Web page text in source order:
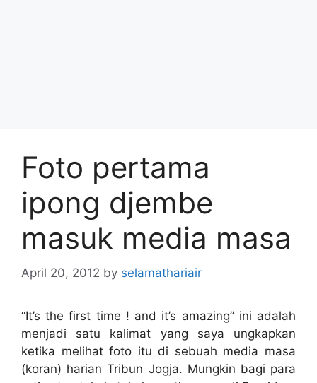
Foto pertama
ipong djembe
masuk media masa
April 20, 2012 by selamathariair
“It’s the first time ! and it’s amazing” ini adalah
menjadi satu kalimat yang saya ungkapkan
ketika melihat foto itu di sebuah media masa
(koran) harian Tribun Jogja. Mungkin bagi para